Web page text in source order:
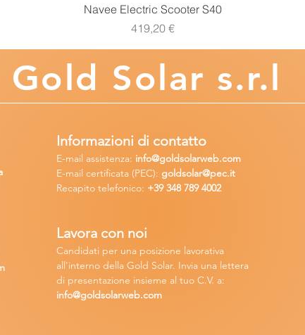
Vista rapida
Navee Electric Scooter S40
Prezzo
419,20 €
Gold Solar s.r.l
Lavora con noi
Candidati per una posizione lavorativa
all'interno della Gold Solar. Invia una lettera
di presentazione insieme al tuo C.V. a:
info@goldsolarweb.com
Informazioni di contatto
E-mail assistenza: info@goldsolarweb.com
E-mail certificata (PEC): goldsolar@pec.it
Recapito telefonico: +39 348789 4002